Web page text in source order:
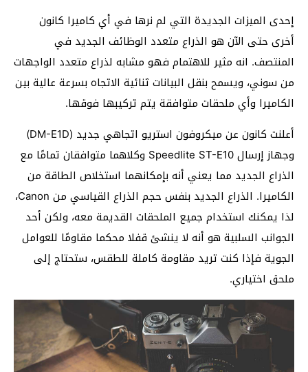
إحدى الميزات الجديدة التي لم نرها في أي كاميرا كانون
أخرى حتى الآن هو الذراع متعدد الوظائف الجديد في
المنتصف. انه مثير للاهتمام فهو مشابه لذراع متعدد الواجهات
من سوني، ويسمح بنقل البيانات ثنائية الاتجاه بسرعة عالية بين
الكاميرا وأي ملحقات متوافقة يتم تركيبها فوقها.
أعلنت كانون عن ميكروفون استريو اتجاهي جديد (DM-E1D)
وجهاز إرسال Speedlite ST-E10 وكلاهما متوافقان تمامًا مع
الذراع الجديد مما يعني أنه بإمكانهما استخلاص الطاقة من
الكاميرا. الذراع الجديد بنفس حجم الذراع القياسي من Canon،
لذا يمكنك استخدام جميع الملحقات القديمة معه، ولكن أحد
الجوانب السلبية هو أنه لا ينشئ قفلا محكما مقاومًا للعوامل
الجوية فإذا كنت تريد مقاومة كاملة للطقس، ستحتاج إلى
ملحق اختياري.